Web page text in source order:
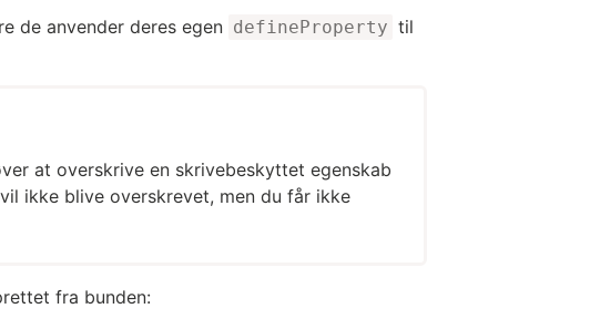
de anvender deres egen defineProperty til
at overskrive en skrivebeskyttet egenskab
ikke blive overskrevet, men du får ikke
fra bunden: